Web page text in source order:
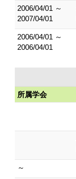
2006/04/01 ～
2007/04/01
2006/04/01 ～
2006/04/01
所属学会
～